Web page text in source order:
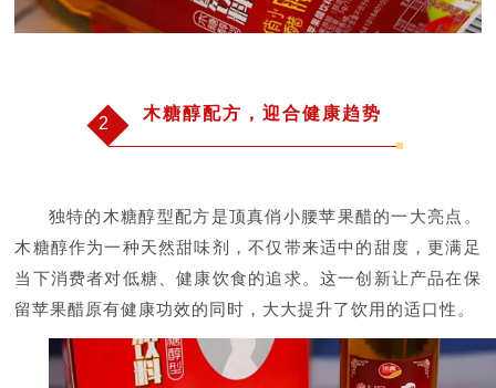
2
木糖醇配方，迎合健康趋势
独特的木糖醇型配方是顶真俏小腰苹果醋的一大亮点。
木糖醇作为一种天然甜味剂，不仅带来适中的甜度，更满足
当下消费者对低糖、健康饮食的追求。这一创新让产品在保
留苹果醋原有健康功效的同时，大大提升了饮用的适口性。